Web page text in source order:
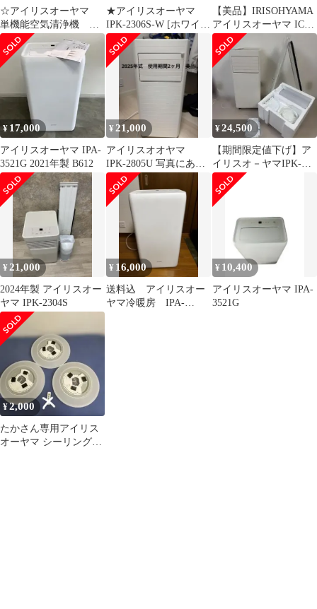
☆アイリスオーヤマ
単機能空気清浄機
IAP-A85 28畳 2020
年製
★アイリスオーヤマ
IPK-2306S-W [ホワイ
ト]
【美品】IRISOHYAMA
アイリスオーヤマ ICA-
0301G ホワイト
¥ 17,000
アイリスオーヤマ IPA-
3521G 2021年製 B612
¥ 21,000
アイリスオオヤマ
IPK-2805U 写真にある
物のみ
¥24,500
【期間限定値下げ】ア
イリスオ－ヤマIPK-
2304S美品
¥ 21,000
2024年製 アイリスオー
ヤマ IPK-2304S
¥ 16,000
送料込 アイリスオー
ヤマ冷暖房 IPA-
¥ 10,400
アイリスオーヤマ IPA-
3521G
¥2,000
たかさん専用アイリス
オーヤマ シーリングラ